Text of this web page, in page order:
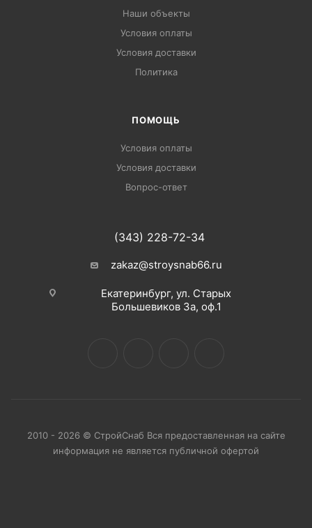
Наши объекты
Условия оплаты
Условия доставки
Политика
ПОМОЩЬ
Условия оплаты
Условия доставки
Вопрос-ответ
(343) 228-72-34
zakaz@stroysnab66.ru
Екатеринбург, ул. Старых
Большевиков 3а, оф.1
2010 - 2026 © СтройСнаб Вся предоставленная на сайте
информация не является публичной офертой